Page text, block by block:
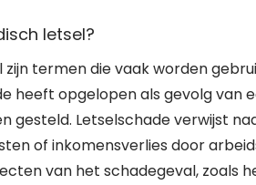
letsel?
zijn termen die vaak worden
heeft opgelopen als gevolg van
gesteld. Letselschade verwijst
of inkomensverlies door
van het schadegeval, zoals